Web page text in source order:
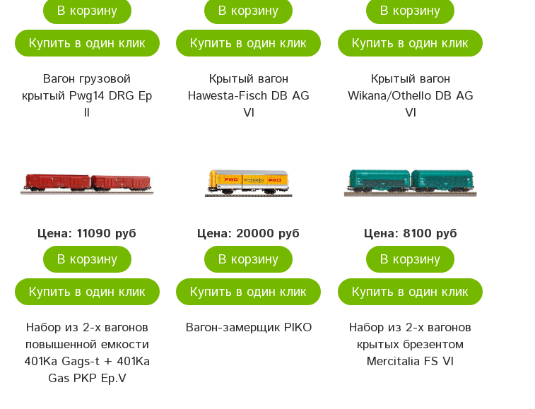
В корзину
Купить в один клик
Вагон грузовой
крытый Pwg14 DRG Ep
II
В корзину
Купить в один клик
Крытый вагон
Hawesta-Fisch DB AG
VI
В корзину
Купить в один клик
Крытый вагон
Wikana/Othello DB AG
VI
Цена: 11090 руб
В корзину
Купить в один клик
Набор из 2-х вагонов
повышенной емкости
401Ka Gags-t + 401Ka
Gas PKP Ep.V
Цена: 20000 руб
В корзину
Купить в один клик
Вагон-замерщик PIKO
Цена: 8100 руб
В корзину
Купить в один клик
Набор из 2-х вагонов
крытых брезентом
Mercitalia FS VI